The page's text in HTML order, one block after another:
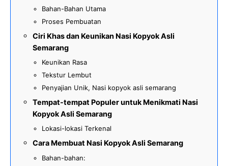
Bahan-Bahan Utama
Proses Pembuatan
Ciri Khas dan Keunikan Nasi Kopyok Asli
Semarang
Keunikan Rasa
Tekstur Lembut
Penyajian Unik, Nasi kopyok asli semarang
Tempat-tempat Populer untuk Menikmati Nasi
Kopyok Asli Semarang
Lokasi-lokasi Terkenal
Cara Membuat Nasi Kopyok Asli Semarang
Bahan-bahan: